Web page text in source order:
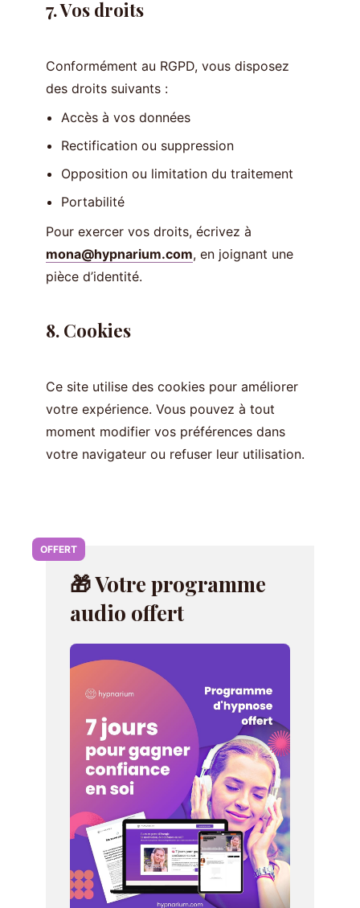
7. Vos droits
Conformément au RGPD, vous disposez
des droits suivants :
Accès à vos données
Rectification ou suppression
Opposition ou limitation du traitement
Portabilité
Pour exercer vos droits, écrivez à
mona@hypnarium.com, en joignant une
pièce d’identité.
8. Cookies
Ce site utilise des cookies pour améliorer
votre expérience. Vous pouvez à tout
moment modifier vos préférences dans
votre navigateur ou refuser leur utilisation.
🎁 Votre programme
audio offert
OFFERT